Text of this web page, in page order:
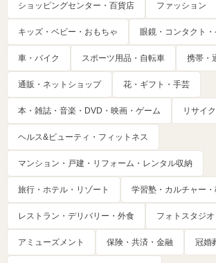
ショッピングセンター・百貨店 ファッション
キッズ・ベビー・おもちゃ 眼鏡・コンタクト
車・バイク スポーツ用品・自転車 携帯・
通販・ネットショップ 花・ギフト・手芸
本・雑誌・音楽・DVD・映画・ゲーム リサイ
ヘルス&ビューティ・フィットネス
マンション・戸建・リフォーム・レンタル収納
旅行・ホテル・リゾート 学習塾・カルチャー
レストラン・デリバリー・外食 フォトスタジ
アミューズメント 保険・共済・金融 冠婚